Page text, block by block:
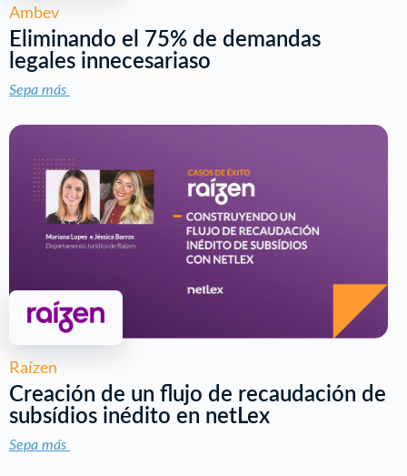
Ambev
Eliminando el 75% de demandas
legales innecesariaso
Sepa más
Raízen
Creación de un flujo de recaudación de
subsídios inédito en netLex
Sepa más